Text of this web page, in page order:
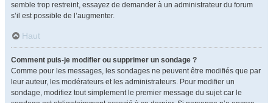
semble trop restreint, essayez de demander à un administrateur du forum
s’il est possible de l’augmenter.
Haut
Comment puis-je modifier ou supprimer un sondage ?
Comme pour les messages, les sondages ne peuvent être modifiés que par
leur auteur, les modérateurs et les administrateurs. Pour modifier un
sondage, modifiez tout simplement le premier message du sujet car le